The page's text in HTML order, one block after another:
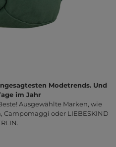
Modetrends. Und
im Jahr
Ausgewählte Marken, wie
Campomaggi oder LIEBESKIND